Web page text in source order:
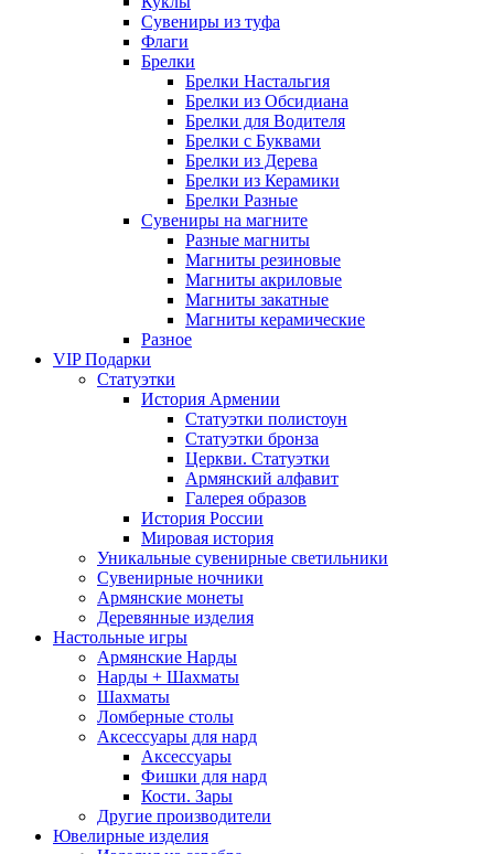
Сувениры из туфа
Флаги
Брелки
Брелки Настальгия
Брелки из Обсидиана
Брелки для Водителя
Брелки с Буквами
Брелки из Дерева
Брелки из Керамики
Брелки Разные
Сувениры на магните
Разные магниты
Магниты резиновые
Магниты акриловые
Магниты закатные
Магниты керамические
Разное
VIP Подарки
Статуэтки
История Армении
Статуэтки полистоун
Статуэтки бронза
Церкви. Статуэтки
Армянский алфавит
Галерея образов
История России
Мировая история
Уникальные сувенирные светильники
Сувенирные ночники
Армянские монеты
Деревянные изделия
Настольные игры
Армянские Нарды
Нарды + Шахматы
Шахматы
Ломберные столы
Аксессуары для нард
Аксессуары
Фишки для нард
Кости. Зары
Другие производители
Ювелирные изделия